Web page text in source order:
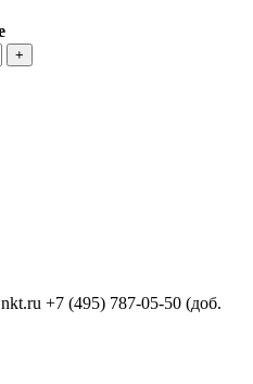
+
+7 (495) 787-05-50 (доб.